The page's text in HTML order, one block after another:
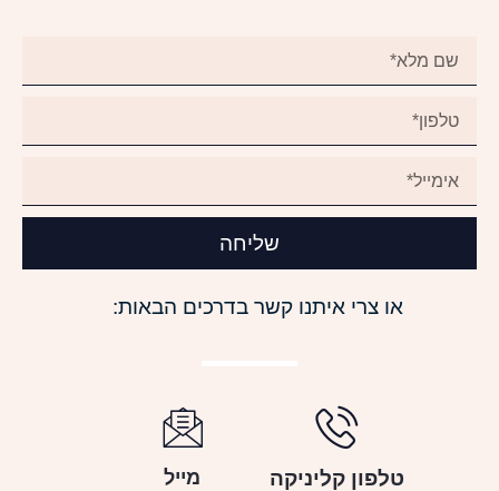
שליחה
או צרי איתנו קשר בדרכים הבאות:
טלפון קליניקה מייל